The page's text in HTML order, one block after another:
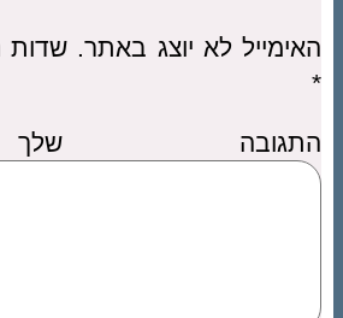
האימייל לא יוצג באתר. שדות
*
התגובה